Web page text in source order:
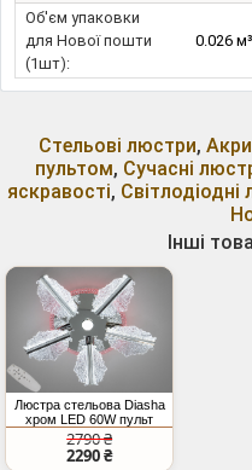
Об'єм упаковки
для Нової пошти
(1шт):
0.026 м³
Стельові люстри,
пультом, Сучасні
яскравості, Світлодіодні
Інші
Люстра стельова Diasha
хром LED 60W пульт
димер
2790 ₴
2290 ₴